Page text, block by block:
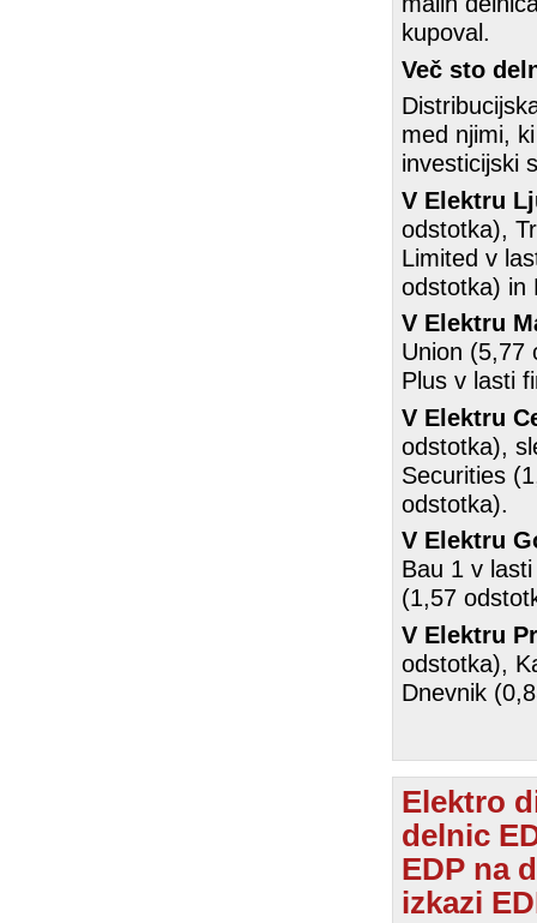
kupoval.
Več sto
med njimi,
investicijski
V Elektru
odstotka),
Limited v
odstotka) in
V Elektru
Union (5,77
Plus v lasti
V Elektru
odstotka),
Securities
odstotka).
V Elektru
Bau 1 v
(1,57
V Elektru
odstotka),
Dnevnik
Elektro
delnic
EDP na
izkazi